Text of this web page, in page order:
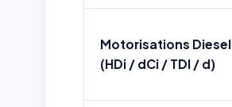
Motorisations Diesel
(HDi / dCi / TDI / d)